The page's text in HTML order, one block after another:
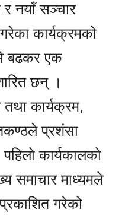
र नयाँ सञ्चार
कार्यक्रमको
बढकर एक
छन् ।
तथा कार्यक्रम,
प्रशंसा
कार्यकालको
समाचार माध्यमले
गरेको